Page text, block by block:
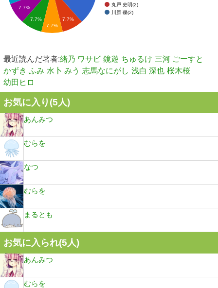
丸戸 史明(2)
川原 礫(2)
7.7%
7.7%
7.7%
7.7%
最近読んだ著者:緒乃 ワサビ 鏡遊 ちゅるけ 三河 ごーすと
かずき ふみ 水卜 みう 志馬なにがし 浅白 深也 桜木桜
幼田ヒロ
お気に入り(5人)
あんみつ
むらを
なつ
むらを
まるとも
お気に入られ(5人)
あんみつ
むらを